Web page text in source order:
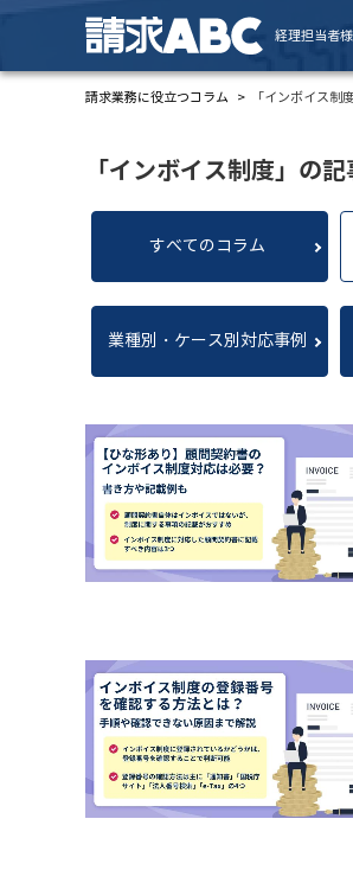
経理担当者
請求業務に役立つコラム 「インボイス制
「インボイス制度」の
すべてのコラム
業種別・ケース別対応事例